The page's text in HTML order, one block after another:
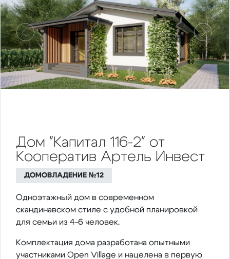
Предыдущий
Дом "Капитал 116-2" от
Кооператив Артель Инвест
ДОМОВЛАДЕНИЕ №12
Одноэтажный дом в современном
скандинавском стиле с удобной планировкой
для семьи из 4-6 человек.
Комплектация дома разработана опытными
участниками Open Village и нацелена в первую